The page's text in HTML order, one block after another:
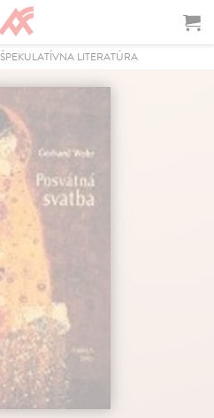
ŠPEKULATÍVNA LITERATÚRA